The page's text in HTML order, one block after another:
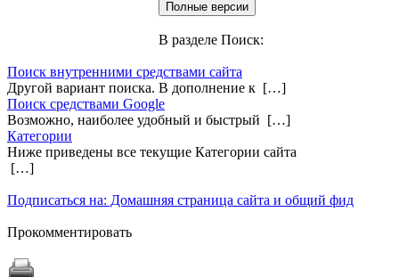
В разделе Поиск:
Поиск внутренними средствами сайта
Другой вариант поиска. В дополнение к […]
Поиск средствами Google
Возможно, наиболее удобный и быстрый […]
Категории
Ниже приведены все текущие Категории сайта
[…]
Подписаться на: Домашняя страница сайта и общий фид
Прокомментировать